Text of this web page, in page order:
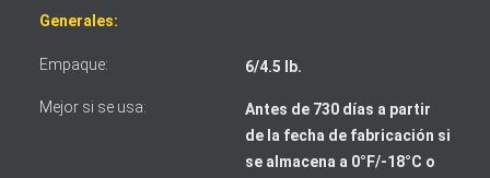
Generales:
Empaque: 6/4.5 lb.
Mejor si se usa:
Antes de 730 días a partir
de la fecha de fabricación si
se almacena a 0°F/-18°C o